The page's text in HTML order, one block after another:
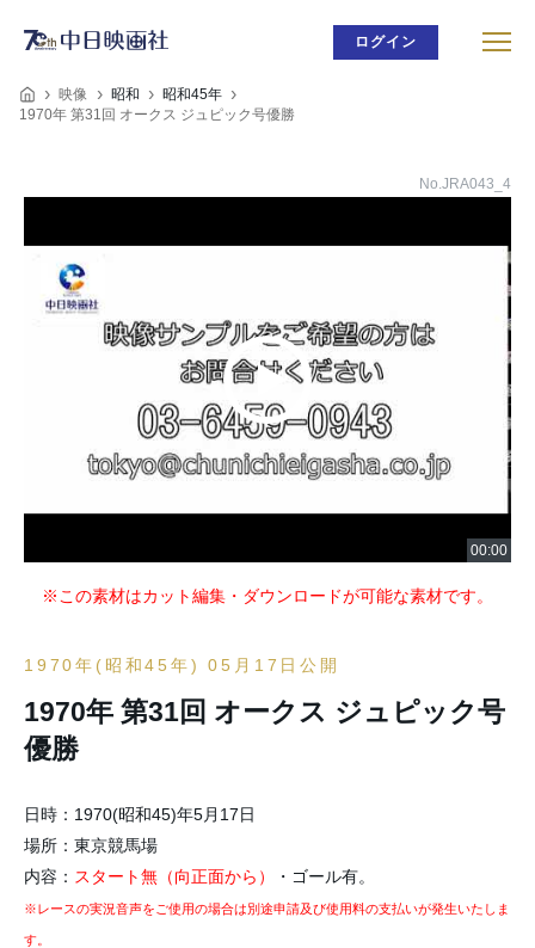
ログイン
映像 昭和
昭和45年
1970年 第31回 オークス ジュピック号優勝
No.JRA043_4
※この素材はカット編集・ダウンロードが可能な素材です。
1970年(昭和45年) 05月17日公開
1970年 第31回 オークス ジュピック号
優勝
日時：1970(昭和45)年5月17日
場所：東京競馬場
内容： スタート無（向正面から） ・ゴール有。
※レースの実況音声をご使用の場合は別途申請及び使用料の支払いが発生いたしま
す。